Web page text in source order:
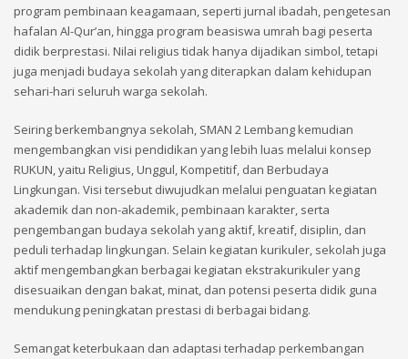
program pembinaan keagamaan, seperti jurnal ibadah, pengetesan
hafalan Al-Qur’an, hingga program beasiswa umrah bagi peserta
didik berprestasi. Nilai religius tidak hanya dijadikan simbol, tetapi
juga menjadi budaya sekolah yang diterapkan dalam kehidupan
sehari-hari seluruh warga sekolah.
Seiring berkembangnya sekolah, SMAN 2 Lembang kemudian
mengembangkan visi pendidikan yang lebih luas melalui konsep
RUKUN, yaitu Religius, Unggul, Kompetitif, dan Berbudaya
Lingkungan. Visi tersebut diwujudkan melalui penguatan kegiatan
akademik dan non-akademik, pembinaan karakter, serta
pengembangan budaya sekolah yang aktif, kreatif, disiplin, dan
peduli terhadap lingkungan. Selain kegiatan kurikuler, sekolah juga
aktif mengembangkan berbagai kegiatan ekstrakurikuler yang
disesuaikan dengan bakat, minat, dan potensi peserta didik guna
mendukung peningkatan prestasi di berbagai bidang.
Semangat keterbukaan dan adaptasi terhadap perkembangan